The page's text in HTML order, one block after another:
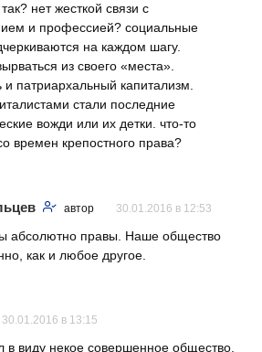
нет жесткой связи с
и профессией? социальные
на каждом шагу.
из своего «места».
и патриархальный капитализм.
стали последние
вожди или их детки. что-то
времен крепостного права?
автор 30.01.2016 в 12:53
абсолютно правы. Наше общество
как и любое другое.
30.01.2016 в 13:15
в виду некое совершенное общество.